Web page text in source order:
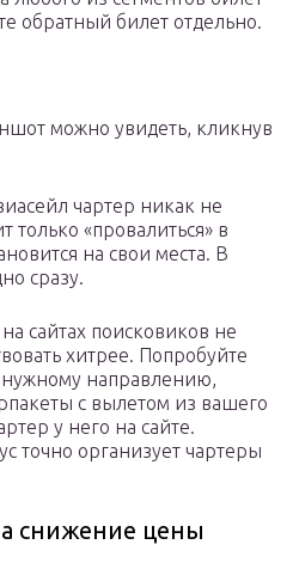
обратный билет отдельно.
можно увидеть, кликнув
чартер никак не
только «провалиться» в
на свои места. В
сразу.
сайтах поисковиков не
хитрее. Попробуйте
нужному направлению,
с вылетом из вашего
у него на сайте.
точно организует чартеры
снижение цены